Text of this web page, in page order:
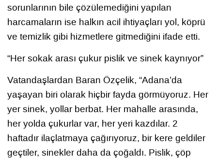
sorunlarının bile çözülemediğini yapılan
harcamaların ise halkın acil ihtiyaçları yol, köprü
ve temizlik gibi hizmetlere gitmediğini ifade etti.
“Her sokak arası çukur pislik ve sinek kaynıyor”
Vatandaşlardan Baran Özçelik, “Adana’da
yaşayan biri olarak hiçbir fayda görmüyoruz. Her
yer sinek, yollar berbat. Her mahalle arasında,
her yolda çukurlar var, her yeri kazdılar. 2
haftadır ilaçlatmaya çağırıyoruz, bir kere geldiler
geçtiler, sinekler daha da çoğaldı. Pislik, çöp